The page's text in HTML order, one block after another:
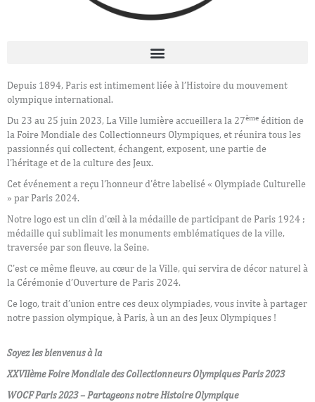
Depuis 1894, Paris est intimement liée à l’Histoire du mouvement
olympique international.
Du 23 au 25 juin 2023, La Ville lumière accueillera la 27ème édition de
la Foire Mondiale des Collectionneurs Olympiques, et réunira tous les
passionnés qui collectent, échangent, exposent, une partie de
l’héritage et de la culture des Jeux.
Cet événement a reçu l’honneur d’être labelisé « Olympiade Culturelle
» par Paris 2024.
Notre logo est un clin d’œil à la médaille de participant de Paris 1924 ;
médaille qui sublimait les monuments emblématiques de la ville,
traversée par son fleuve, la Seine.
C’est ce même fleuve, au cœur de la Ville, qui servira de décor naturel à
la Cérémonie d’Ouverture de Paris 2024.
Ce logo, trait d’union entre ces deux olympiades, vous invite à partager
notre passion olympique, à Paris, à un an des Jeux Olympiques !
Soyez les bienvenus à la
XXVIIème Foire Mondiale des Collectionneurs Olympiques Paris 2023
WOCF Paris 2023 – Partageons notre Histoire Olympique